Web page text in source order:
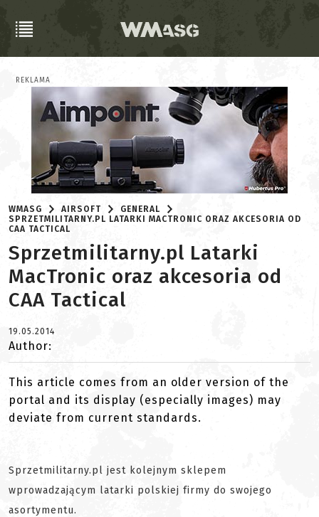
REKLAMA
WMASG AIRSOFT
GENERAL
SPRZETMILITARNY.PL LATARKI MACTRONIC ORAZ AKCESORIA OD
CAA TACTICAL
Sprzetmilitarny.pl Latarki
MacTronic oraz akcesoria od
CAA Tactical
19.05.2014
Author:
This article comes from an older version of the
portal and its display (especially images) may
deviate from current standards.
Sprzetmilitarny.pl jest kolejnym sklepem
wprowadzającym latarki polskiej firmy do swojego
asortymentu.